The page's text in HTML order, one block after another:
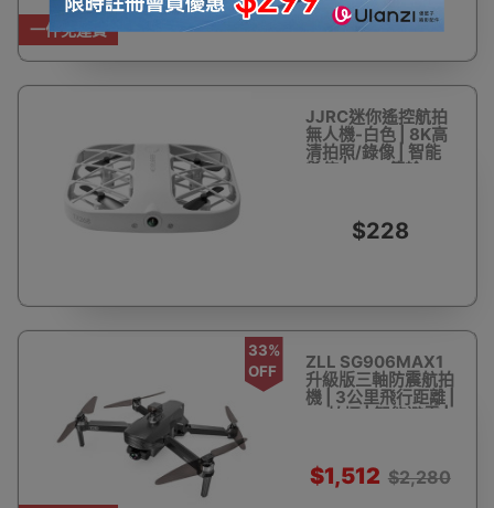
一件免運費
$4,420
JJRC迷你遙控航拍
無人機-白色 | 8K高
清拍照/錄像 | 智能
懸停 | WIFI傳輸
$228
33%
OFF
ZLL SG906MAX1
升級版三軸防震航拍
機 | 3公里飛行距離 |
4K拍攝 | 智能避震 |
$1,512 $2,280